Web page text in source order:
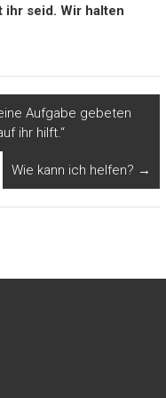
seid. Wir halten
Aufgabe gebeten
ihr hilft.“
Wie kann ich helfen? →